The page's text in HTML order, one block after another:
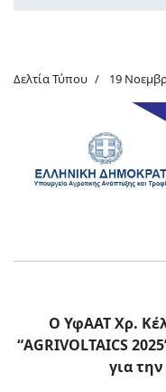
Δελτία Τύπου 19
Ο ΥφΑΑΤ Χρ.
“AGRIVOLTAICS
για